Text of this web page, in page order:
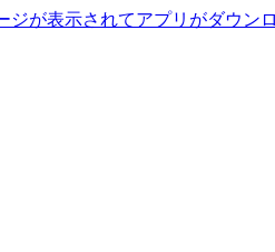
が表示されてアプリがダウン